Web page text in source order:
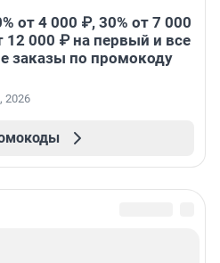
от 4 000 ₽, 30% от 7 000
12 000 ₽ на первый и все
заказы по промокоду
2026